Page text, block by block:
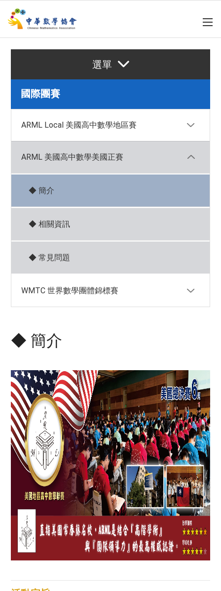
選單
國際團賽
ARML Local 美國高中數學地區賽
◆ 簡介
◆ 相關資訊
◆ 常見問題
ARML 美國高中數學美國正賽
◆ 簡介
◆ 相關資訊
◆ 常見問題
WMTC 世界數學團體錦標賽
◆ 簡介